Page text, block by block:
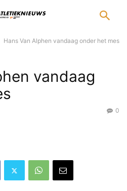
Hans Van Alphen vandaag onder het mes
vandaag
0